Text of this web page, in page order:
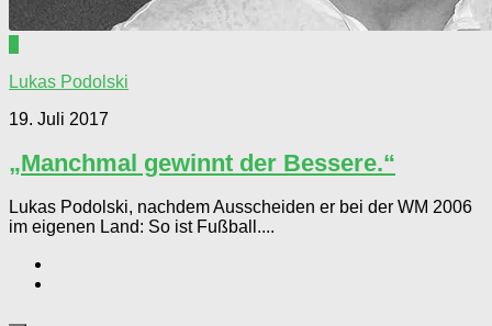
Lukas Podolski
19. Juli 2017
„Manchmal gewinnt der Bessere.“
Lukas Podolski, nachdem Ausscheiden er bei der WM 2006
im eigenen Land: So ist Fußball....